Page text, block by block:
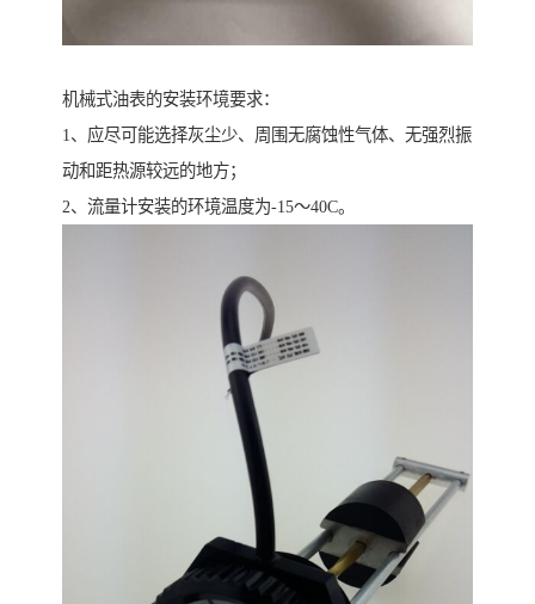
机械式油表的安装环境要求：
1、应尽可能选择灰尘少、周围无腐蚀性气体、无强烈振
动和距热源较远的地方；
2、流量计安装的环境温度为-15～40C。